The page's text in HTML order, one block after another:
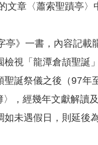
文章〈蕭索聖蹟亭
》一書，內容記載
視「龍潭倉頡聖誕
誕祭儀之後（97年
，經幾年文獻解讀
未遇假日，則延後